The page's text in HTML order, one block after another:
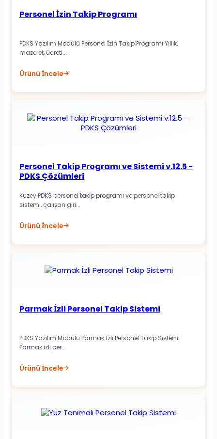
Personel İzin Takip Programı
PDKS Yazılım Modülü Personel İzin Takip Programı Yıllık,
mazeret, ücretl...
Ürünü İncele
Personel Takip Programı ve Sistemi v.12.5 -
PDKS Çözümleri
Kuzey PDKS personel takip programı ve personel takip
sistemi, çalışan giri...
Ürünü İncele
Parmak İzli Personel Takip Sistemi
PDKS Yazılım Modülü Parmak İzli Personel Takip Sistemi
Parmak izli per...
Ürünü İncele